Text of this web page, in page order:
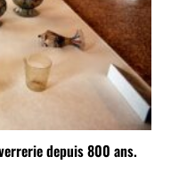
depuis 800 ans.